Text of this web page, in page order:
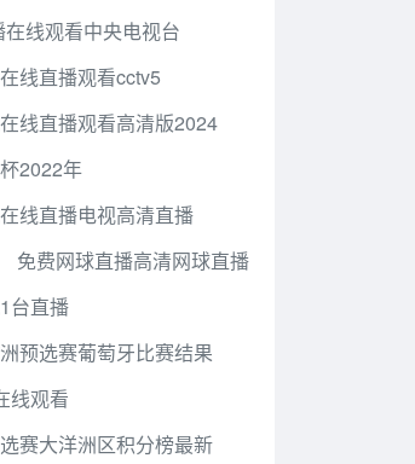
线观看中央电视台
线直播观看cctv5
线直播观看高清版2024
2022年
线直播电视高清直播
免费网球直播高清网球直播
台直播
预选赛葡萄牙比赛结果
线观看
赛大洋洲区积分榜最新